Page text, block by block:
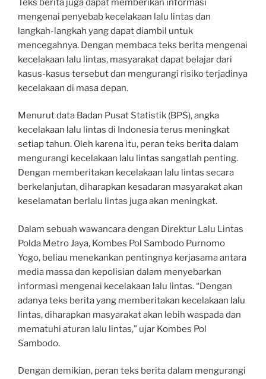
Teks berita juga dapat memberikan informasi
mengenai penyebab kecelakaan lalu lintas dan
langkah-langkah yang dapat diambil untuk
mencegahnya. Dengan membaca teks berita mengenai
kecelakaan lalu lintas, masyarakat dapat belajar dari
kasus-kasus tersebut dan mengurangi risiko terjadinya
kecelakaan di masa depan.
Menurut data Badan Pusat Statistik (BPS), angka
kecelakaan lalu lintas di Indonesia terus meningkat
setiap tahun. Oleh karena itu, peran teks berita dalam
mengurangi kecelakaan lalu lintas sangatlah penting.
Dengan memberitakan kecelakaan lalu lintas secara
berkelanjutan, diharapkan kesadaran masyarakat akan
keselamatan berlalu lintas juga akan meningkat.
Dalam sebuah wawancara dengan Direktur Lalu Lintas
Polda Metro Jaya, Kombes Pol Sambodo Purnomo
Yogo, beliau menekankan pentingnya kerjasama antara
media massa dan kepolisian dalam menyebarkan
informasi mengenai kecelakaan lalu lintas. “Dengan
adanya teks berita yang memberitakan kecelakaan lalu
lintas, diharapkan masyarakat akan lebih waspada dan
mematuhi aturan lalu lintas,” ujar Kombes Pol
Sambodo.
Dengan demikian, peran teks berita dalam mengurangi